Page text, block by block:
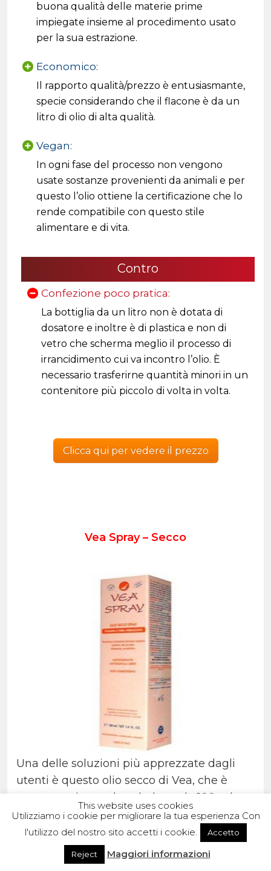
buona qualità delle materie prime
impiegate insieme al procedimento usato
per la sua estrazione.
Economico:
Il rapporto qualità/prezzo è entusiasmante,
specie considerando che il flacone è da un
litro di olio di alta qualità.
Vegan:
In ogni fase del processo non vengono
usate sostanze provenienti da animali e per
questo l’olio ottiene la certificazione che lo
rende compatibile con questo stile
alimentare e di vita.
Contro
Confezione poco pratica:
La bottiglia da un litro non è dotata di
dosatore e inoltre è di plastica e non di
vetro che scherma meglio il processo di
irrancidimento cui va incontro l’olio. È
necessario trasferirne quantità minori in un
contenitore più piccolo di volta in volta.
Clicca qui per vedere il prezzo
Vea Spray – Secco
Una delle soluzioni più apprezzate dagli
utenti è questo olio secco di Vea, che è
contenuto in una bomboletta da 100 ml e
può essere spruzzato a piacimento su tutto
il corpo, sul viso e sui capelli.
Il suo punto di forza è la grande
This website uses cookies
Utilizziamo i cookie per migliorare la tua esperienza Con
l'utilizzo del nostro sito accetti i cookie.
Accetto
Reject Maggiori informazioni